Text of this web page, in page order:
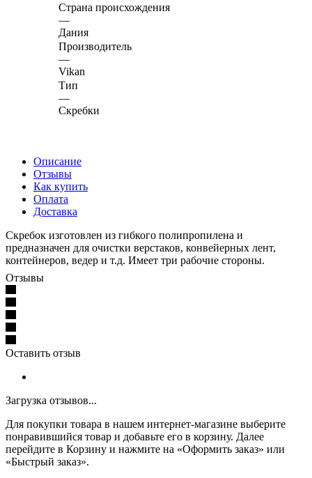
Страна происхождения
—
Дания
Производитель
—
Vikan
Тип
—
Скребки
Описание
Отзывы
Как купить
Оплата
Доставка
Скребок изготовлен из гибкого полипропилена и
предназначен для очистки верстаков, конвейерных лент,
контейнеров, ведер и т.д. Имеет три рабочие стороны.
Отзывы
Оставить отзыв
Загрузка отзывов...
Для покупки товара в нашем интернет-магазине выберите
понравившийся товар и добавьте его в корзину. Далее
перейдите в Корзину и нажмите на «Оформить заказ» или
«Быстрый заказ».